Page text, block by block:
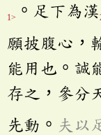
1> 。足下為漢
願披腹心，
能用也。誠
存之，參分
先動。 夫以